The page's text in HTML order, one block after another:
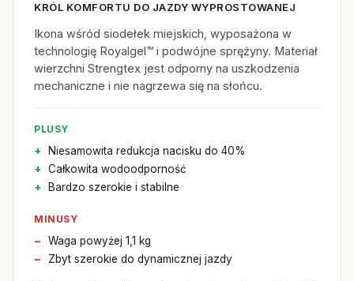
KRÓL KOMFORTU DO JAZDY WYPROSTOWANEJ
Ikona wśród siodełek miejskich, wyposażona w
technologię Royalgel™ i podwójne sprężyny. Materiał
wierzchni Strengtex jest odporny na uszkodzenia
mechaniczne i nie nagrzewa się na słońcu.
PLUSY
Niesamowita redukcja nacisku do 40%
Całkowita wodoodporność
Bardzo szerokie i stabilne
MINUSY
Waga powyżej 1,1 kg
Zbyt szerokie do dynamicznej jazdy